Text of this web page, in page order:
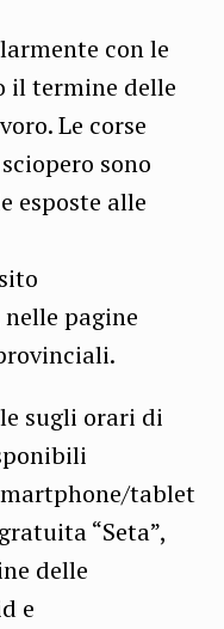
con le
il termine delle
Le corse
sono
esposte alle
nelle pagine
sugli orari di
tablet
“Seta”,
delle
e